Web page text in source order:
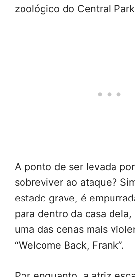
zoológico do Central
A ponto de ser levada
sobreviver ao ataque?
estado grave, é
para dentro da casa
uma das cenas mais
“Welcome Back, Frank”.